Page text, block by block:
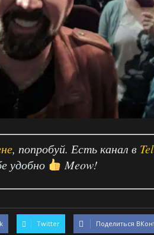
, попробуй. Есть канал в
удобно
Meow!
Twitter Поделиться